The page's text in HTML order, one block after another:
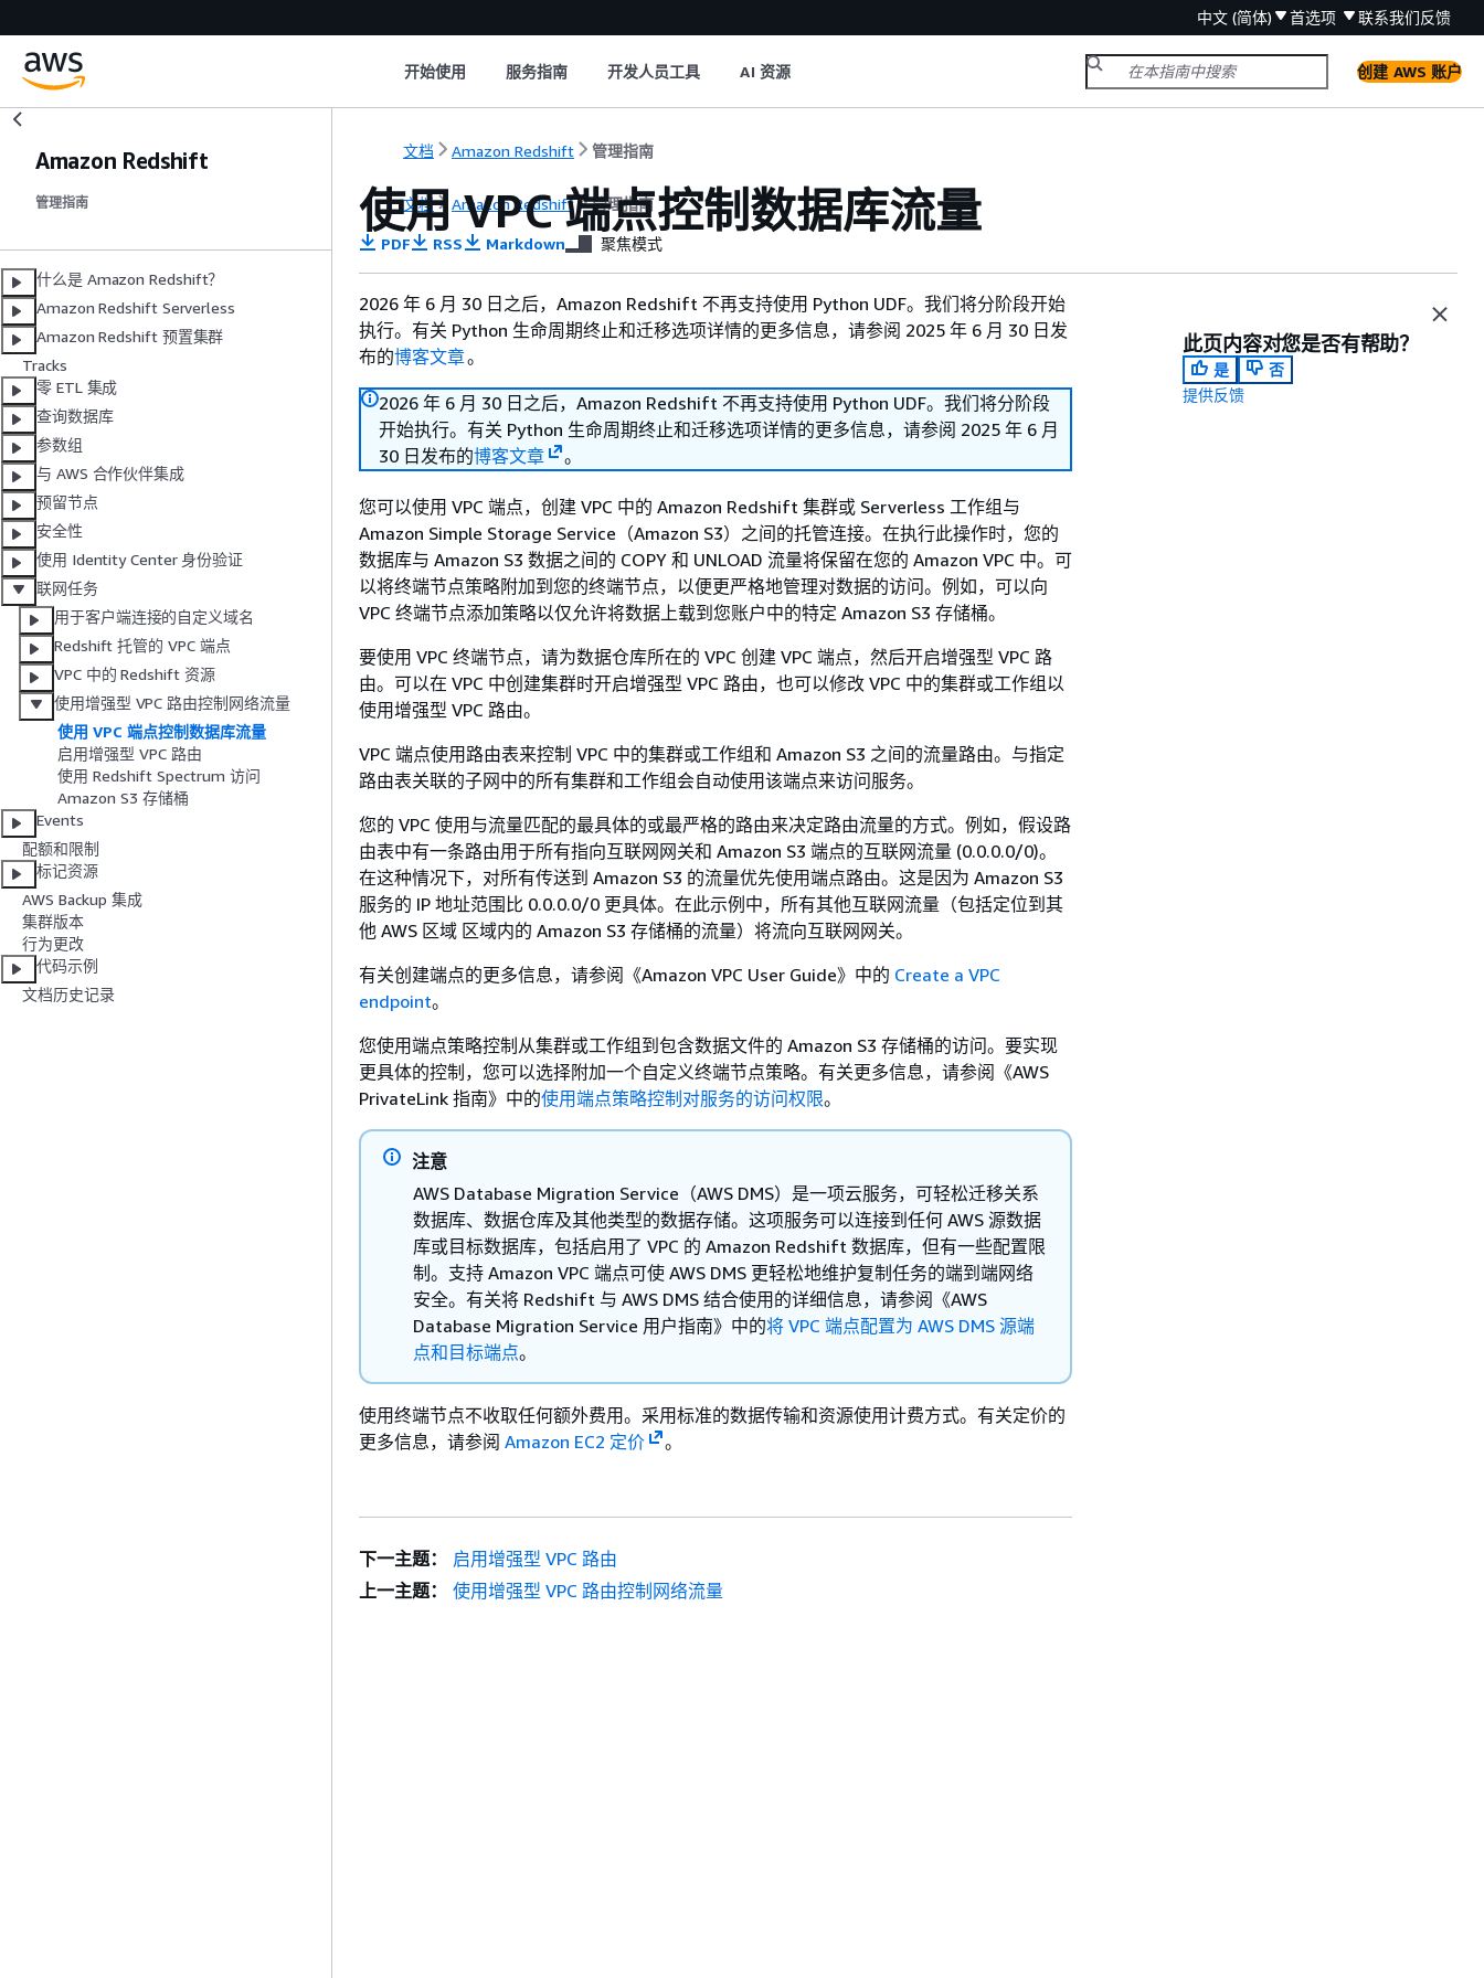
中文 (简体) 首选项 联系我们反馈
开始使用 服务指南 开发人员工具 AI 资源 创建 AWS 账户
Amazon Redshift
管理指南
什么是 Amazon Redshift？
Amazon Redshift Serverless
Amazon Redshift 预置集群
Tracks
零 ETL 集成
查询数据库
参数组
与 AWS 合作伙伴集成
预留节点
安全性
使用 Identity Center 身份验证
联网任务
用于客户端连接的自定义域名
Redshift 托管的 VPC 端点
VPC 中的 Redshift 资源
使用增强型 VPC 路由控制网络流量
使用 VPC 端点控制数据库流量
启用增强型 VPC 路由
使用 Redshift Spectrum 访问
Amazon S3 存储桶
Events
配额和限制
标记资源
AWS Backup 集成
集群版本
行为更改
代码示例
文档历史记录
文档 Amazon Redshift 管理指南
文档 Amazon Redshift 管理指南
使用 VPC 端点控制数据库流量
PDF RSS Markdown 聚焦模式
2026 年 6 月 30 日之后，Amazon Redshift 不再支持使用 Python UDF。我们将分阶段开始
执行。有关 Python 生命周期终止和迁移选项详情的更多信息，请参阅 2025 年 6 月 30 日发
布的博客文章。
2026 年 6 月 30 日之后，Amazon Redshift 不再支持使用 Python UDF。我们将分阶段
开始执行。有关 Python 生命周期终止和迁移选项详情的更多信息，请参阅 2025 年 6 月
30 日发布的博客文章 。
您可以使用 VPC 端点，创建 VPC 中的 Amazon Redshift 集群或 Serverless 工作组与
Amazon Simple Storage Service（Amazon S3）之间的托管连接。在执行此操作时，您的
数据库与 Amazon S3 数据之间的 COPY 和 UNLOAD 流量将保留在您的 Amazon VPC 中。可
以将终端节点策略附加到您的终端节点，以便更严格地管理对数据的访问。例如，可以向
VPC 终端节点添加策略以仅允许将数据上载到您账户中的特定 Amazon S3 存储桶。
要使用 VPC 终端节点，请为数据仓库所在的 VPC 创建 VPC 端点，然后开启增强型 VPC 路
由。可以在 VPC 中创建集群时开启增强型 VPC 路由，也可以修改 VPC 中的集群或工作组以
使用增强型 VPC 路由。
VPC 端点使用路由表来控制 VPC 中的集群或工作组和 Amazon S3 之间的流量路由。与指定
路由表关联的子网中的所有集群和工作组会自动使用该端点来访问服务。
您的 VPC 使用与流量匹配的最具体的或最严格的路由来决定路由流量的方式。例如，假设路
由表中有一条路由用于所有指向互联网网关和 Amazon S3 端点的互联网流量 (0.0.0.0/0)。
在这种情况下，对所有传送到 Amazon S3 的流量优先使用端点路由。这是因为 Amazon S3
服务的 IP 地址范围比 0.0.0.0/0 更具体。在此示例中，所有其他互联网流量（包括定位到其
他 AWS 区域 区域内的 Amazon S3 存储桶的流量）将流向互联网网关。
有关创建端点的更多信息，请参阅《Amazon VPC User Guide》 中的 Create a VPC
endpoint。
您使用端点策略控制从集群或工作组到包含数据文件的 Amazon S3 存储桶的访问。要实现
更具体的控制，您可以选择附加一个自定义终端节点策略。有关更多信息，请参阅《AWS
PrivateLink 指南》 中的使用端点策略控制对服务的访问权限。
注意
AWS Database Migration Service（AWS DMS）是一项云服务，可轻松迁移关系
数据库、数据仓库及其他类型的数据存储。这项服务可以连接到任何 AWS 源数据
库或目标数据库，包括启用了 VPC 的 Amazon Redshift 数据库，但有一些配置限
制。支持 Amazon VPC 端点可使 AWS DMS 更轻松地维护复制任务的端到端网络
安全。有关将 Redshift 与 AWS DMS 结合使用的详细信息，请参阅《AWS
Database Migration Service 用户指南》 中的将 VPC 端点配置为 AWS DMS 源端
点和目标端点。
使用终端节点不收取任何额外费用。采用标准的数据传输和资源使用计费方式。有关定价的
更多信息，请参阅 Amazon EC2 定价 。
此页内容对您是否有帮助？
是
否
提供反馈
下一主题：
启用增强型 VPC 路由
上一主题：
使用增强型 VPC 路由控制网络流量